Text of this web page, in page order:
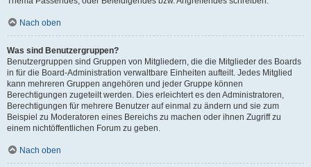
Nach oben
Was sind Benutzergruppen?
Benutzergruppen sind Gruppen von Mitgliedern, die die Mitglieder des Boards
in für die Board-Administration verwaltbare Einheiten aufteilt. Jedes Mitglied
kann mehreren Gruppen angehören und jeder Gruppe können
Berechtigungen zugeteilt werden. Dies erleichtert es den Administratoren,
Berechtigungen für mehrere Benutzer auf einmal zu ändern und sie zum
Beispiel zu Moderatoren eines Bereichs zu machen oder ihnen Zugriff zu
einem nichtöffentlichen Forum zu geben.
Nach oben